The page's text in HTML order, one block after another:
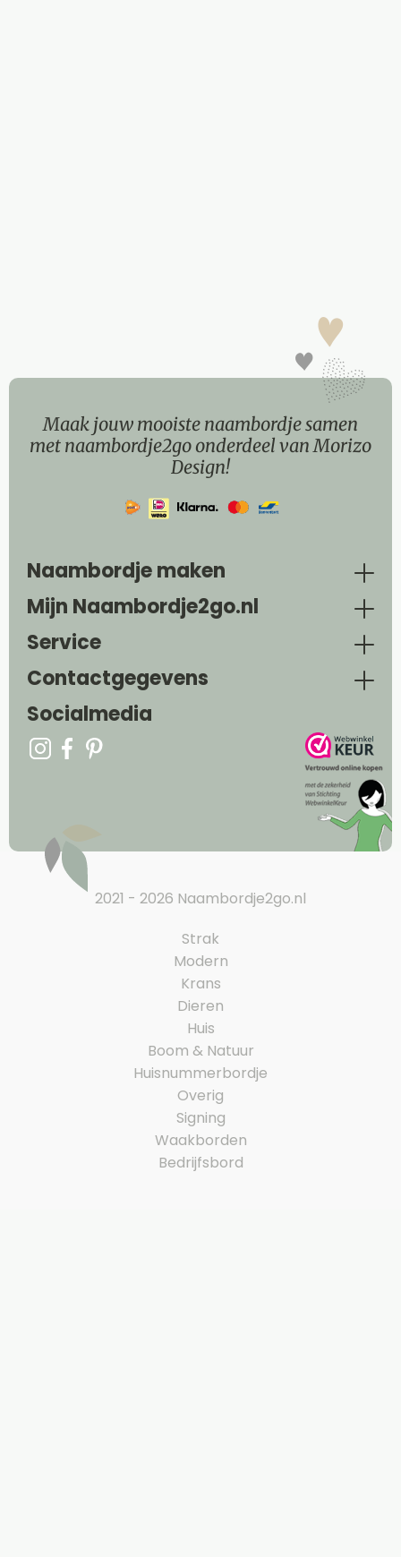
Maak jouw mooiste naambordje samen
met naambordje2go onderdeel van Morizo
Design!
Naambordje maken
Mijn Naambordje2go.nl
Service
Contactgegevens
Socialmedia
2021 - 2026 Naambordje2go.nl
Strak
Modern
Krans
Dieren
Huis
Boom & Natuur
Huisnummerbordje
Overig
Signing
Waakborden
Bedrijfsbord